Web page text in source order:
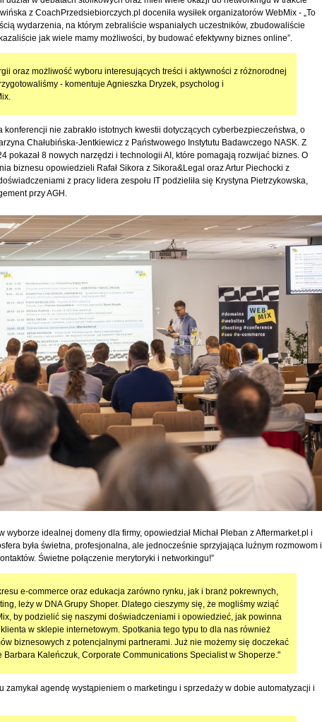
z CoachPrzedsiebiorczych.pl doceniła wysiłek organizatorów WebMix - „To
wydarzenia, na którym zebraliście wspaniałych uczestników, zbudowaliście
jak wiele mamy możliwości, by budować efektywny biznes online”.
oraz możliwość wyboru interesujących treści i aktywności z różnorodnej
- komentuje Agnieszka Dryzek, psycholog i
konferencji nie zabrakło istotnych kwestii dotyczących cyberbezpieczeństwa, o
Chałubińska-Jentkiewicz z Państwowego Instytutu Badawczego NASK. Z
pokazał 8 nowych narzędzi i technologii AI, które pomagają rozwijać biznes. O
biznesu opowiedzieli Rafał Sikora z Sikora&Legal oraz Artur Piechocki z
z pracy lidera zespołu IT podzieliła się Krystyna Pietrzykowska,
przy AGH.
wyborze idealnej domeny dla firmy, opowiedział Michał Pleban z Aftermarket.pl i
była świetna, profesjonalna, ale jednocześnie sprzyjająca luźnym rozmowom i
Świetne połączenie merytoryki i networkingu!”
e-commerce oraz edukacja zarówno rynku, jak i branż pokrewnych,
leży w DNA Grupy Shoper. Dlatego cieszymy się, że mogliśmy wziąć
by podzielić się naszymi doświadczeniami i opowiedzieć, jak powinna
w sklepie internetowym. Spotkania tego typu to dla nas również
biznesowych z potencjalnymi partnerami. Już nie możemy się doczekać
Barbara Kaleńczuk, Corporate Communications Specialist w Shoperze."
zamykał agendę wystąpieniem o marketingu i sprzedaży w dobie automatyzacji i